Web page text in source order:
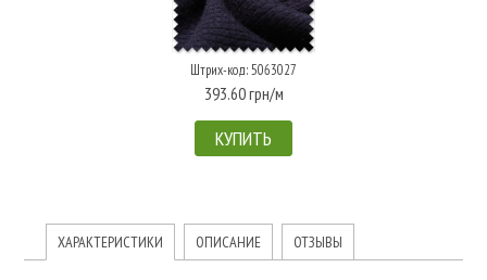
Штрих-код: 5063027
393.60 грн/м
КУПИТЬ
ХАРАКТЕРИСТИКИ ОПИСАНИЕ ОТЗЫВЫ